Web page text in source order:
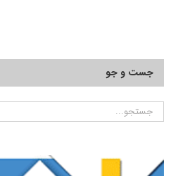
جست و جو
جستجو